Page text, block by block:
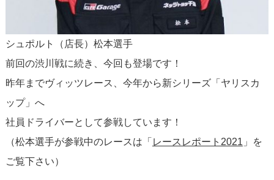
シュポルト（店長）松本選手
前回の渋川戦に続き、今回も登場です！
昨年までヴィッツレース、今年から新シリーズ「ヤリスカ
ップ」へ
社員ドライバーとして参戦しています！
（松本選手が参戦中のレースは「 レースレポート2021 」を
ご覧下さい）